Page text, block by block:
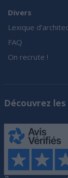
Divers
Lexique
FAQ
On recrute !
Découvrez